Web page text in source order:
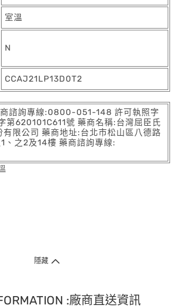
室溫
N
CCAJ21LP13D0T2
諮詢專線:0800-051-148 許可執照字
第620101C611號 藥商名稱:台灣屈臣氏
有限公司 藥商地址:台北市松山區八德路
、之2及14樓 藥商諮詢專線:
隱藏
:廠商直送資訊